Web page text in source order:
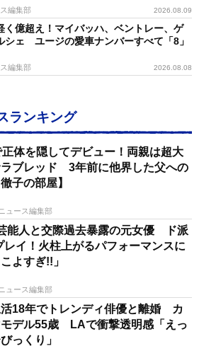
編集部 2026.08.09
く億超え！マイバッハ、ベントレー、ゲ
シェ ユージの愛車ナンバーすべて「8」
編集部 2026.08.08
ランキング
正体を隠してデビュー！両親は超大
ブレッド 3年前に他界した父への
子の部屋】
ュース編集部
能人と交際過去暴露の元女優 ド派
レイ！火柱上がるパフォーマンスに
こよすぎ!!」
ュース編集部
18年でトレンディ俳優と離婚 カ
モデル55歳 LAで衝撃透明感「えっ
っくり」